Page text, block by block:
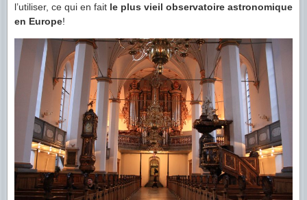
l’utiliser, ce qui en fait le plus vieil observatoire astronomique
en Europe!